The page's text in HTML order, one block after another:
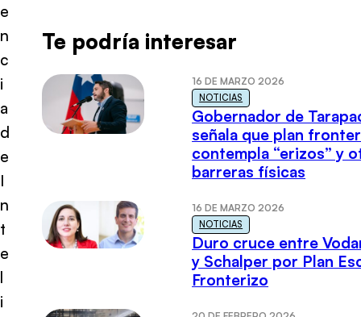
e
n
c
i
a
d
e
I
n
t
e
l
i
Te podría interesar
16 DE MARZO 2026
NOTICIAS
Gobernador de
señala que plan
contempla “erizos” y
barreras físicas
16 DE MARZO 2026
NOTICIAS
Duro cruce entre
y Schalper por Plan
Fronterizo